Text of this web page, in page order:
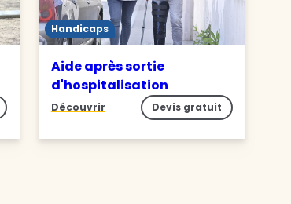
Handicaps
Aide après sortie
d'hospitalisation
Découvrir Devis gratuit